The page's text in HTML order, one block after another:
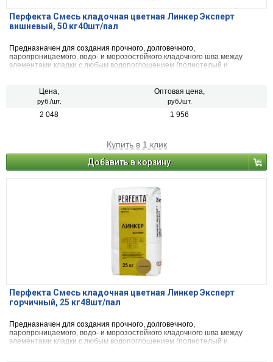
Перфекта Смесь кладочная цветная Линкер Эксперт
вишневый, 50 кг40шт/пал
Предназначен для создания прочного, долговечного,
паропроницаемого, водо- и морозостойкого кладочного шва между
элементами кладки с любым водопоглощением (полнотелый и
натурального камня) с одновременной декоративной расшивкой швов
Цена,
руб./шт.
Оптовая цена,
руб./шт.
2 048 1 956
Купить в 1 клик
Добавить в корзину
Перфекта Смесь кладочная цветная Линкер Эксперт
горчичный, 25 кг48шт/пал
Предназначен для создания прочного, долговечного,
паропроницаемого, водо- и морозостойкого кладочного шва между
элементами кладки с любым водопоглощением (полнотелый и